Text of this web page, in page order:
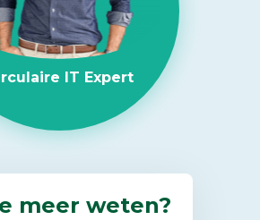
IT Expert
meer weten?